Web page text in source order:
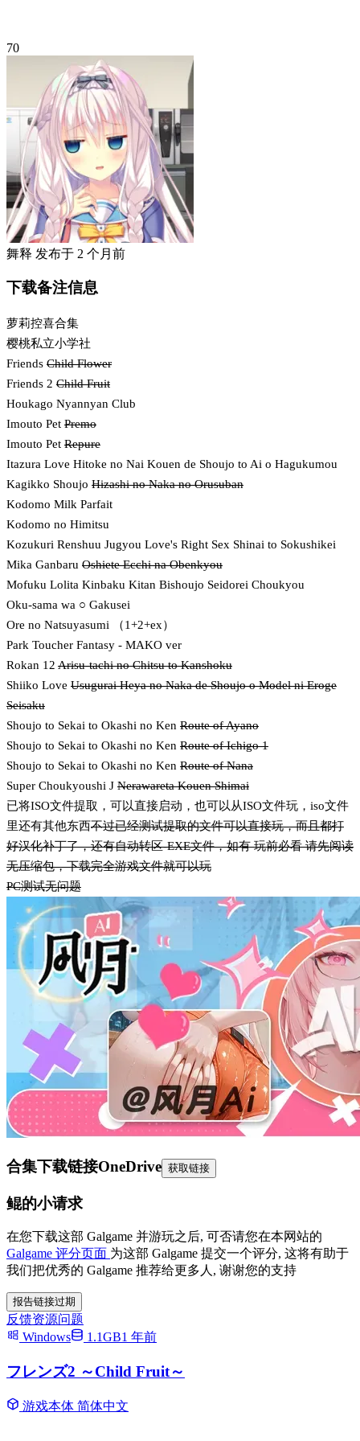
70
舞释 发布于 2 个月前
下载备注信息
萝莉控喜合集
樱桃私立小学社
Friends Child Flower
Friends 2 Child Fruit
Houkago Nyannyan Club
Imouto Pet Premo
Imouto Pet Repure
Itazura Love Hitoke no Nai Kouen de Shoujo to Ai o Hagukumou
Kagikko Shoujo Hizashi no Naka no Orusuban
Kodomo Milk Parfait
Kodomo no Himitsu
Kozukuri Renshuu Jugyou Love's Right Sex Shinai to Sokushikei
Mika Ganbaru Oshiete Ecchi na Obenkyou
Mofuku Lolita Kinbaku Kitan Bishoujo Seidorei Choukyou
Oku-sama wa ○ Gakusei
Ore no Natsuyasumi （1+2+ex）
Park Toucher Fantasy - MAKO ver
Rokan 12 Arisu-tachi no Chitsu to Kanshoku
Shiiko Love Usugurai Heya no Naka de Shoujo o Model ni Eroge
Seisaku
Shoujo to Sekai to Okashi no Ken Route of Ayano
Shoujo to Sekai to Okashi no Ken Route of Ichigo 1
Shoujo to Sekai to Okashi no Ken Route of Nana
Super Choukyoushi J Nerawareta Kouen Shimai
已将ISO文件提取，可以直接启动，也可以从ISO文件玩，iso文件
里还有其他东西不过已经测试提取的文件可以直接玩，而且都打
好汉化补丁了，还有自动转区-EXE文件，如有 玩前必看 请先阅读
无压缩包，下载完全游戏文件就可以玩
PC测试无问题
合集下载链接OneDrive 获取链接
鲲的小请求
在您下载这部 Galgame 并游玩之后, 可否请您在本网站的
Galgame 评分页面 为这部 Galgame 提交一个评分, 这将有助于
我们把优秀的 Galgame 推荐给更多人, 谢谢您的支持
报告链接过期
反馈资源问题
Windows
1.1GB1 年前
フレンズ2 ～Child Fruit～
游戏本体 简体中文